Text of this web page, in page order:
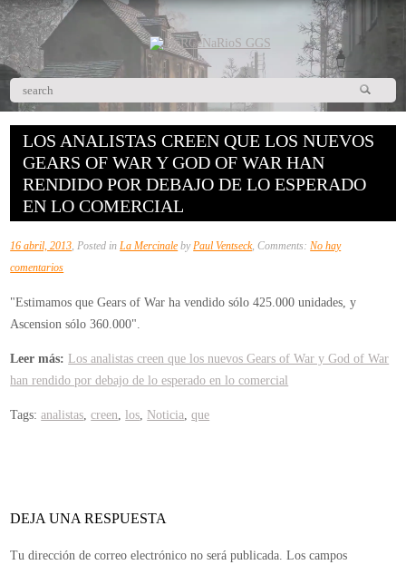
LOS ANALISTAS CREEN QUE LOS NUEVOS
GEARS OF WAR Y GOD OF WAR HAN
RENDIDO POR DEBAJO DE LO ESPERADO
EN LO COMERCIAL
16 abril, 2013, Posted inLa Mercinale byPaul Ventseck, Comments:No hay
comentariosen
analistas
creen
que
los
Gears
War
"Estimamos que Gears of War ha vendido sólo 425.000 unidades, y
Ascension sólo 360.000".
Leer más: Los analistas creen que los nuevos Gears of War y God of War
han rendido por debajo de lo esperado en lo comercial
Tags:analistas,creen,los, Noticia,que
DEJA UNA RESPUESTA
Tu dirección de correo electrónico no será publicada. Los campos